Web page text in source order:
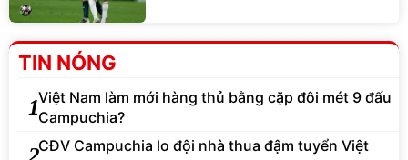
TIN NÓNG
1Việt Nam làm mới hàng thủ bằng cặp đôi mét 9 đấu
Campuchia?
CĐV Campuchia lo đội nhà thua đậm tuyển Việt